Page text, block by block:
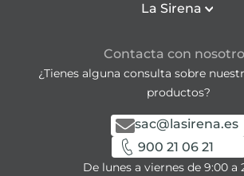
La Sirena
Contacta con
¿Tienes alguna consulta sobre
productos?
sac@lasirena.es
900 21 06 21
De lunes a viernes de 9:00 a